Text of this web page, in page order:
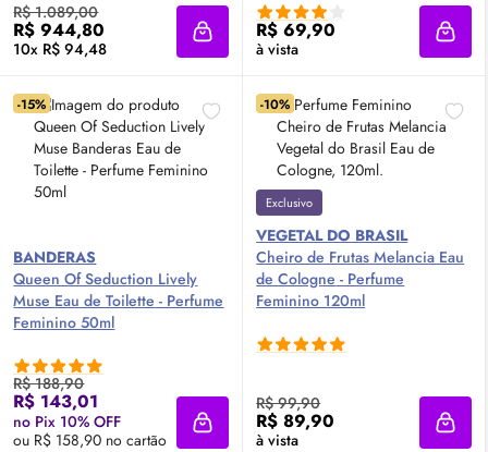
R$ 1.089,00
R$ 944,80
10x R$ 94,48 Adicionar à sacola
R$ 69,90
à vista
-15%
BANDERAS
Queen Of Seduction Lively
Muse Eau de Toilette - Perfume
Feminino 50ml
R$ 188,90
R$ 143,01
no Pix 10% OFF
ou R$ 158,90 no cartão
Adicionar à sacola
-10%
Exclusivo
VEGETAL DO BRASIL
Cheiro de Frutas Melancia Eau
de Cologne - Perfume
Feminino 120ml
R$ 99,90
R$ 89,90
à vista